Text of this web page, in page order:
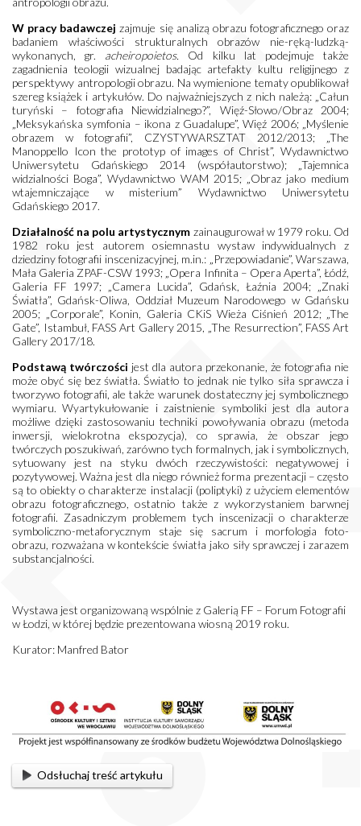
W pracy badawczej zajmuje się analizą obrazu fotograficznego oraz
badaniem właściwości strukturalnych obrazów nie-ręką-ludzką-
wykonanych, gr. acheiropoietos. Od kilku lat podejmuje także
zagadnienia teologii wizualnej badając artefakty kultu religijnego z
perspektywy antropologii obrazu. Na wymienione tematy opublikował
szereg książek i artykułów. Do najważniejszych z nich należą: „Całun
turyński – fotografia Niewidzialnego?”, Więź-Słowo/Obraz 2004;
„Meksykańska symfonia – ikona z Guadalupe”, Więź 2006; „Myślenie
obrazem w fotografii”, CZYSTYWARSZTAT 2012/2013; „The
Manoppello Icon the prototyp of images of Christ”, Wydawnictwo
Uniwersytetu Gdańskiego 2014 (współautorstwo); „Tajemnica
widzialności Boga”, Wydawnictwo WAM 2015; „Obraz jako medium
wtajemniczające w misterium” Wydawnictwo Uniwersytetu
Gdańskiego 2017.
Działalność na polu artystycznym zainaugurował w 1979 roku. Od
1982 roku jest autorem osiemnastu wystaw indywidualnych z
dziedziny fotografii inscenizacyjnej, m.in.: „Przepowiadanie”, Warszawa,
Mała Galeria ZPAF-CSW 1993; „Opera Infinita – Opera Aperta”, Łódź,
Galeria FF 1997; „Camera Lucida”, Gdańsk, Łaźnia 2004; „Znaki
Światła”, Gdańsk-Oliwa, Oddział Muzeum Narodowego w Gdańsku
2005; „Corporale”, Konin, Galeria CKiS Wieża Ciśnień 2012; „The
Gate”, Istambuł, FASS Art Gallery 2015, „The Resurrection”, FASS Art
Gallery 2017/18.
Podstawą twórczości jest dla autora przekonanie, że fotografia nie
może obyć się bez światła. Światło to jednak nie tylko siła sprawcza i
tworzywo fotografii, ale także warunek dostateczny jej symbolicznego
wymiaru. Wyartykułowanie i zaistnienie symboliki jest dla autora
możliwe dzięki zastosowaniu techniki powoływania obrazu (metoda
inwersji, wielokrotna ekspozycja), co sprawia, że obszar jego
twórczych poszukiwań, zarówno tych formalnych, jak i symbolicznych,
sytuowany jest na styku dwóch rzeczywistości: negatywowej i
pozytywowej. Ważna jest dla niego również forma prezentacji – często
są to obiekty o charakterze instalacji (poliptyki) z użyciem elementów
obrazu fotograficznego, ostatnio także z wykorzystaniem barwnej
fotografii. Zasadniczym problemem tych inscenizacji o charakterze
symboliczno-metaforycznym staje się sacrum i morfologia foto-
obrazu, rozważana w kontekście światła jako siły sprawczej i zarazem
substancjalności.
Wystawa jest organizowaną wspólnie z Galerią FF – Forum Fotografii
w Łodzi, w której będzie prezentowana wiosną 2019 roku.
Kurator: Manfred Bator
Odsłuchaj treść artykułu